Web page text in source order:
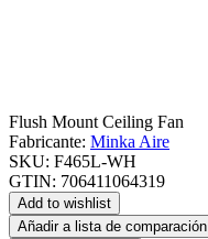
Flush Mount Ceiling Fan
Fabricante: Minka Aire
SKU: F465L-WH
GTIN: 706411064319
Add to wishlist
Añadir a lista de comparación